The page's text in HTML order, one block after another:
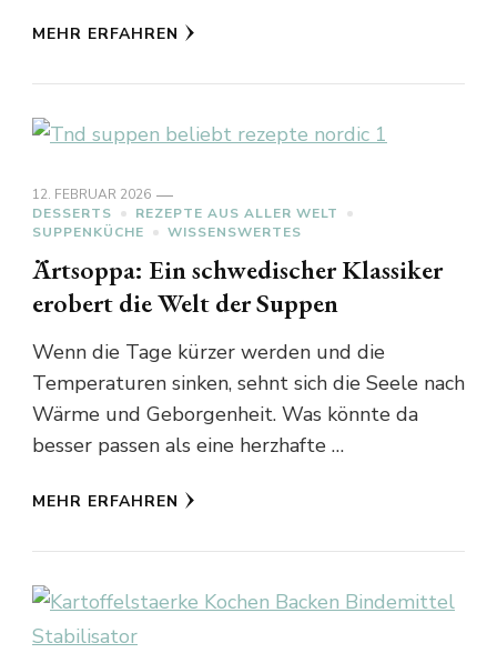
MEHR ERFAHREN
12. FEBRUAR 2026
DESSERTS
REZEPTE AUS ALLER WELT
SUPPENKÜCHE
WISSENSWERTES
Ärtsoppa: Ein schwedischer Klassiker
erobert die Welt der Suppen
Wenn die Tage kürzer werden und die
Temperaturen sinken, sehnt sich die Seele nach
Wärme und Geborgenheit. Was könnte da
besser passen als eine herzhafte …
MEHR ERFAHREN